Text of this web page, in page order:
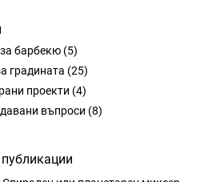
барбекю (5)
градината (25)
проекти (4)
въпроси (8)